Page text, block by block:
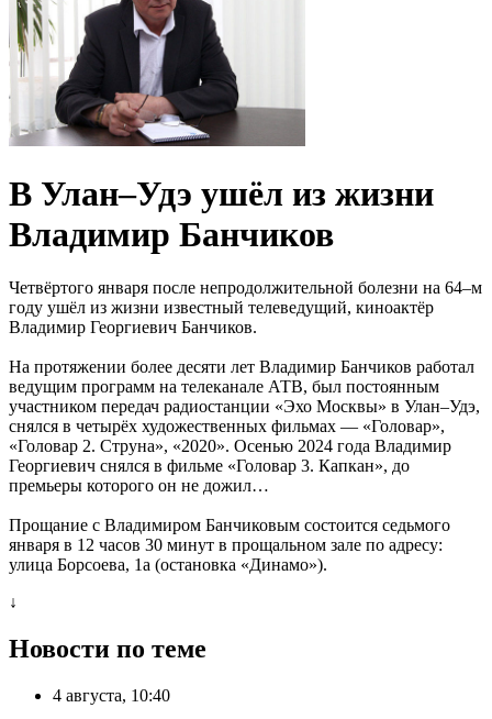
В Улан–Удэ ушёл из жизни
Владимир Банчиков
Четвёртого января после непродолжительной болезни на 64–м
году ушёл из жизни известный телеведущий, киноактёр
Владимир Георгиевич Банчиков.
На протяжении более десяти лет Владимир Банчиков работал
ведущим программ на телеканале АТВ, был постоянным
участником передач радиостанции «Эхо Москвы» в Улан–Удэ,
снялся в четырёх художественных фильмах — «Головар»,
«Головар 2. Струна», «2020». Осенью 2024 года Владимир
Георгиевич снялся в фильме «Головар 3. Капкан», до
премьеры которого он не дожил…
Прощание с Владимиром Банчиковым состоится седьмого
января в 12 часов 30 минут в прощальном зале по адресу:
улица Борсоева, 1а (остановка «Динамо»).
↓
Новости по теме
4 августа, 10:40